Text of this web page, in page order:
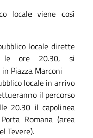
locale viene così
locale dirette
le ore 20.30, si
Piazza Marconi
locale in arrivo
il percorso
20.30 il capolinea
Romana (area
Tevere).